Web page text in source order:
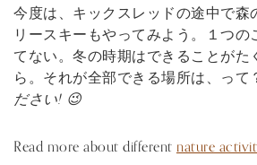
今度は、キックスレッドの途中で森
リースキーもやってみよう。１つの
てない。冬の時期はできることがた
ら。それが全部できる場所は、って
ださい! 😉
Read more about differentnature